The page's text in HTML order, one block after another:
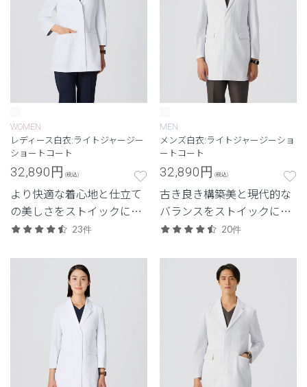
WOMEN
レディース白衣:ライトジャージー
ショートコート
32,890円 (税込)
より快適な着心地と仕立て
の美しさをストイックに追
求した、クラシコにしか生
「ライトジャージー」のレ
ディースショートコート。
23件
MEN
メンズ白衣:ライトジャージーショ
ートコート
32,890円 (税込)
古き良き構築美と現代的な
バランスをストイックに追
求した、クラシコにしか生
「ライトジャージー」のメ
ンズショートコート。
20件